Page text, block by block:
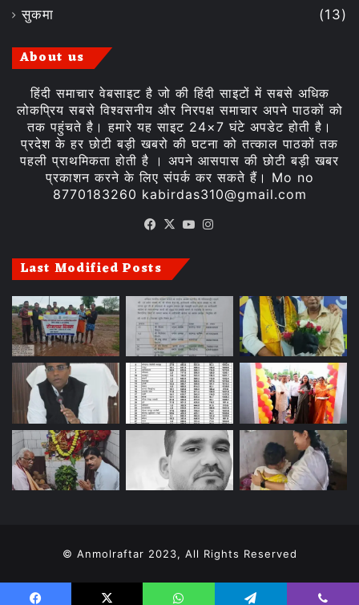
सुकमा
(13)
About us
हिंदी समाचार वेबसाइट है जो की हिंदी साइटों में सबसे अधिक
लोकप्रिय सबसे विश्वसनीय और निरपक्ष समाचार अपने पाठकों को
तक पहुंचते है। हमारे यह साइट 24×7 घंटे अपडेट होती है।
प्रदेश के हर छोटी बड़ी खबरो की घटना को तत्काल पाठकों तक
पहली प्राथमिकता होती है । अपने आसपास की छोटी बड़ी खबर
प्रकाशन करने के लिए संपर्क कर सकते हैं। Mo no
8770183260 kabirdas310@gmail.com
Facebook
X YouTube
Last Modified Posts
© Anmolraftar 2023, All Rights Reserved